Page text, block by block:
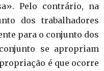
Pelo contrário, na
dos trabalhadores
para o conjunto dos
se apropriam
é que ocorre